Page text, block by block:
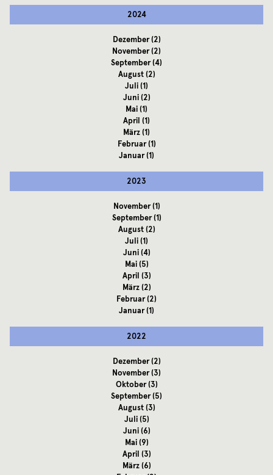
2024
Dezember(2)
November(2)
September(4)
August(2)
Juli(1)
Juni(2)
Mai(1)
April (1)
März(1)
Februar(1)
Januar(1)
2023
November(1)
September(1)
August(2)
Juli(1)
Juni(4)
Mai(5)
April (3)
März(2)
Februar(2)
Januar(1)
2022
Dezember(2)
November(3)
Oktober(3)
September(5)
August(3)
Juli(5)
Juni(6)
Mai(9)
April (3)
März(6)